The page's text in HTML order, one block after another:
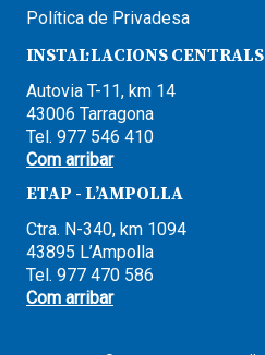
Política de Privadesa
INSTAL·LACIONS CENTRALS
Autovia T-11, km 14
43006 Tarragona
Tel. 977 546 410
Com arribar
ETAP - L’AMPOLLA
Ctra. N-340, km 1094
43895 L’Ampolla
Tel. 977 470 586
Com arribar